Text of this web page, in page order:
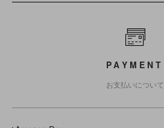
PAYMENT
お支払いについて